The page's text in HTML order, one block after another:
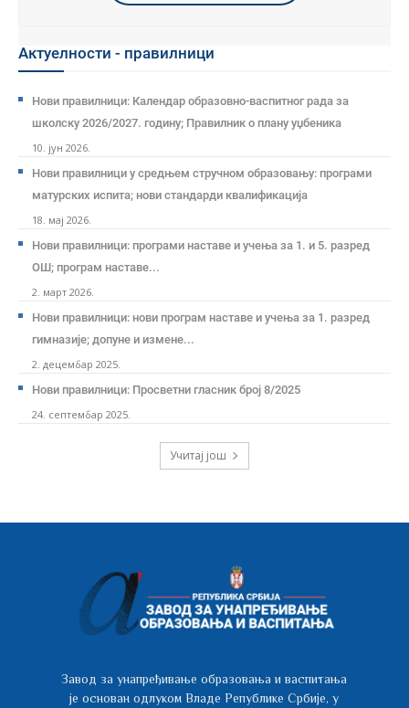
Актуелности - правилници
Нови правилници: Календар образовно-васпитног рада за
школску 2026/2027. годину; Правилник о плану уџбеника
10. јун 2026.
Нови правилници у средњем стручном образовању: програми
матурских испита; нови стандарди квалификација
18. мај 2026.
Нови правилници: програми наставе и учења за 1. и 5. разред
ОШ; програм наставе...
2. март 2026.
Нови правилници: нови програм наставе и учења за 1. разред
гимназије; допуне и измене...
2. децембар 2025.
Нови правилници: Просветни гласник број 8/2025
24. септембар 2025.
Учитај још
Завод за унапређивање образовања и васпитања
је основан одлуком Владе Републике Србије, у